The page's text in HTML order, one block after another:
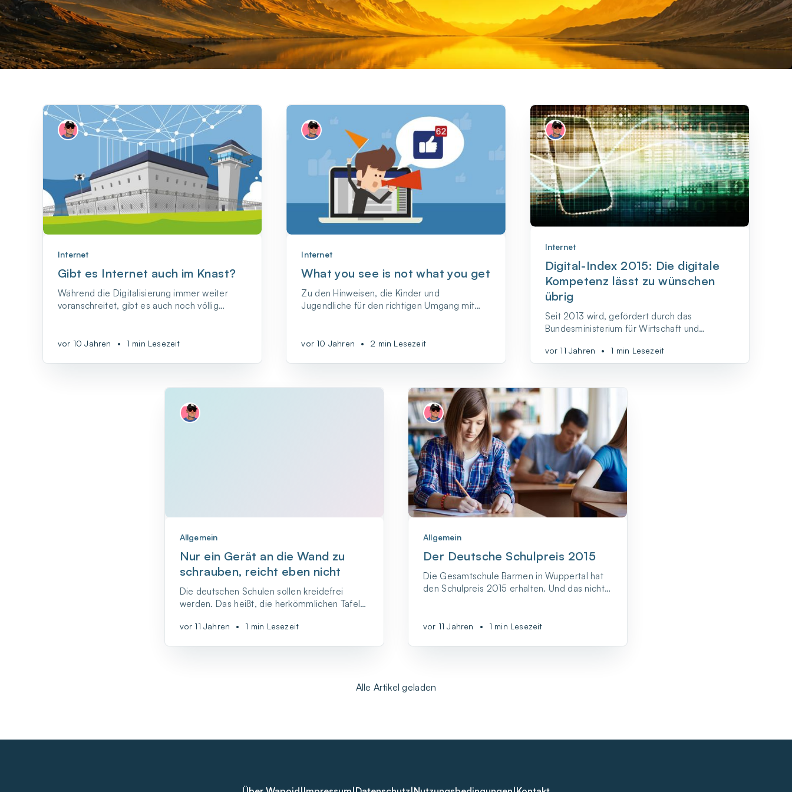
Internet
Gibt es Internet auch im Knast?
Während die Digitalisierung immer weiter
voranschreitet, gibt es auch noch völlig
Bundesland selbst entscheiden, wie es den
vor 10 Jahren • 1 min Lesezeit
Internet
What you see is not what you get
Zu den Hinweisen, die Kinder und
Jugendliche für den richtigen Umgang mit
(potenzielle) Arbeitgeber sich ihre Profile
vor 10 Jahren • 2 min Lesezeit
Internet
Digital-Index 2015: Die digitale
Kompetenz lässt zu wünschen
übrig
Seit 2013 wird, gefördert durch das
Bundesministerium für Wirtschaft und
TNS Infratest der Digital-Index
herausgegeben. Die Studie soll es möglich
Deutschlands mit nur einer Zahl zu
vor 11 Jahren • 1 min Lesezeit
Allgemein
Nur ein Gerät an die Wand zu
schrauben, reicht eben nicht
Die deutschen Schulen sollen kreidefrei
werden. Das heißt, die herkömmlichen Tafeln
durch interaktive Whiteboards ersetzt.
vor 11 Jahren • 1 min Lesezeit
Allgemein
Der Deutsche Schulpreis 2015
Die Gesamtschule Barmen in Wuppertal hat
den Schulpreis 2015 erhalten. Und das nicht
beeindruckende Schulklima.
vor 11 Jahren • 1 min Lesezeit
Alle Artikel geladen